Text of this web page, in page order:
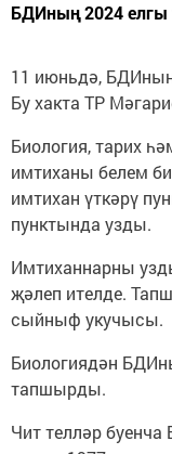
БДИның 2024
11 июньдә,
Бу хакта ТР
Биология, тарих
имтиханы белем
имтихан үткәрү
пунктында узды.
Имтиханнарны
җәлеп ителде.
сыйныф укучысы.
Биологиядән
тапшырды.
Чит телләр